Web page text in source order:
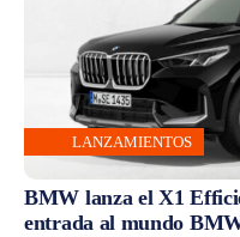
LANZAMIENTOS
BMW lanza el X1
entrada al mundo